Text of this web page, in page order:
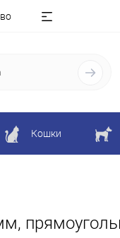
Кошки